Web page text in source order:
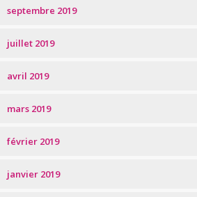
septembre 2019
juillet 2019
avril 2019
mars 2019
février 2019
janvier 2019